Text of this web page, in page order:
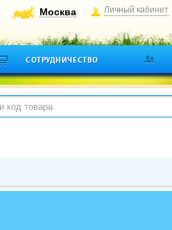
Москва Личный кабинет
СОТРУДНИЧЕСТВО